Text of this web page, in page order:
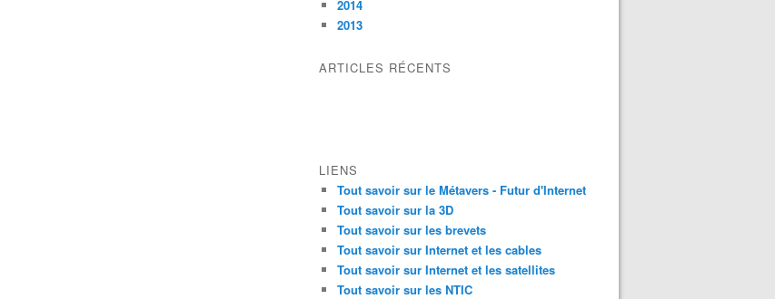
2014
2013
ARTICLES RÉCENTS
LIENS
Tout savoir sur le Métavers - Futur d'Internet
Tout savoir sur la 3D
Tout savoir sur les brevets
Tout savoir sur Internet et les cables
Tout savoir sur Internet et les satellites
Tout savoir sur les NTIC